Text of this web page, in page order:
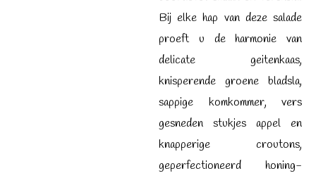
Bij elke hap van deze salade
proeft u de harmonie van
delicate geitenkaas,
knisperende groene bladsla,
sappige komkommer, vers
gesneden stukjes appel en
knapperige croutons,
geperfectioneerd honing-